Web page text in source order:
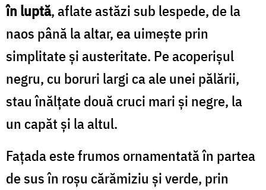
în luptă, aflate astăzi sub lespede, de la
naos până la altar, ea uimește prin
simplitate și austeritate. Pe acoperișul
negru, cu boruri largi ca ale unei pălării,
stau înălțate două cruci mari și negre, la
un capăt și la altul.
Fațada este frumos ornamentată în partea
de sus în roșu cărămiziu și verde, prin